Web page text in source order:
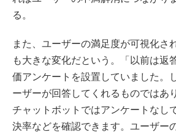
る。
また、ユーザーの満足度が可視化さ
も大きな変化だという。「以前は返
価アンケートを設置していました。
ーザーが回答してくれるものではあ
チャットボットではアンケートなし
決率などを確認できます。ユーザー